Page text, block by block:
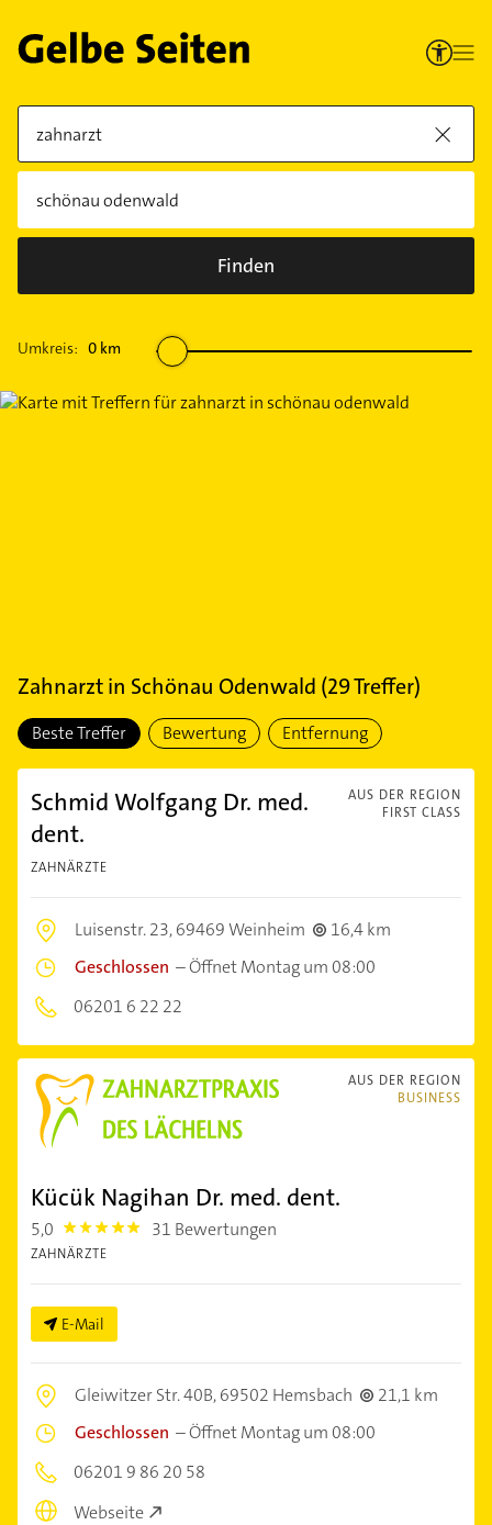
Finden
Umkreis: 0 km
Zahnarztin Schönau Odenwald (29Treffer)
Beste Treffer Bewertung Entfernung
AUS DER REGION
FIRST CLASS
Schmid Wolfgang Dr. med.
dent.
ZAHNÄRZTE
Luisenstr. 23,69469 Weinheim
16,4 km
Geschlossen –Öffnet Montag um 08:00
06201 6 22 22
AUS DER REGION
BUSINESS
Kücük Nagihan Dr. med. dent.
5,0 5.0 31 Bewertungen
ZAHNÄRZTE
E-Mail
Gleiwitzer Str. 40B,69502 Hemsbach
21,1 km
Geschlossen –Öffnet Montag um 08:00
06201 9 86 20 58
Webseite